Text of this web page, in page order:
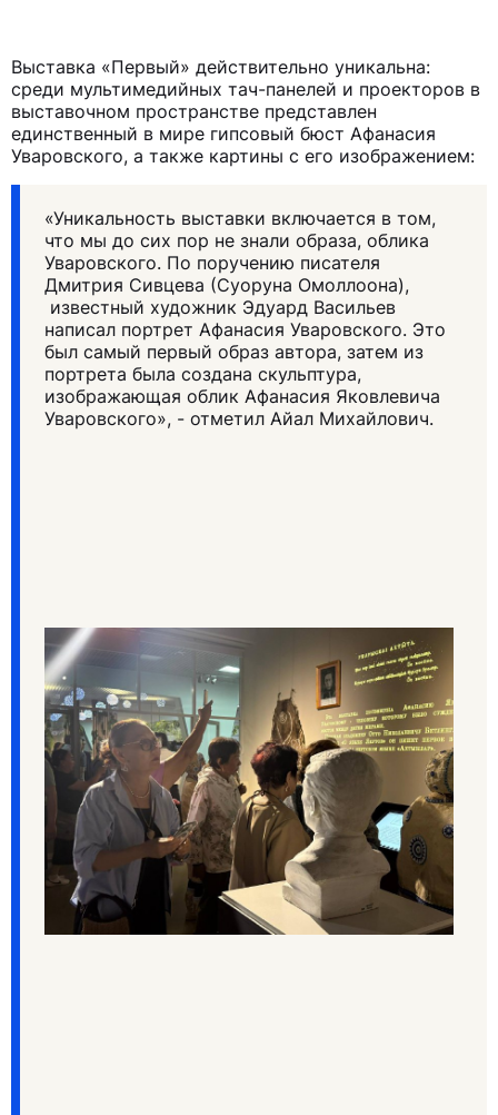
Выставка «Первый» действительно уникальна:
среди мультимедийных тач-панелей и проекторов в
выставочном пространстве представлен
единственный в мире гипсовый бюст Афанасия
Уваровского, а также картины с его изображением:
«Уникальность выставки включается в том,
что мы до сих пор не знали образа, облика
Уваровского. По поручению писателя
Дмитрия Сивцева (Суоруна Омоллоона),
известный художник Эдуард Васильев
написал портрет Афанасия Уваровского. Это
был самый первый образ автора, затем из
портрета была создана скульптура,
изображающая облик Афанасия Яковлевича
Уваровского», - отметил Айал Михайлович.